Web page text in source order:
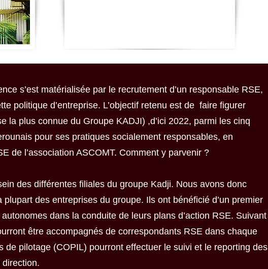
s’est matérialisée par le recrutement d’un responsable RSE,
politique d’entreprise. L’objectif retenu est de faire figurer
la plus connue du Groupe KADJI) ,d’ici 2022, parmi les cinq
pour ses pratiques socialement responsables, en
de l’association ASCOMT. Comment y parvenir ?
des différentes filiales du groupe Kadji. Nous avons donc
des entreprises du groupe. Ils ont bénéficié d’un premier
dans la conduite de leurs plans d’action RSE. Suivant
être accompagnés de correspondants RSE dans chaque
de pilotage (COPIL) pourront effectuer le suivi et le reporting des
direction.